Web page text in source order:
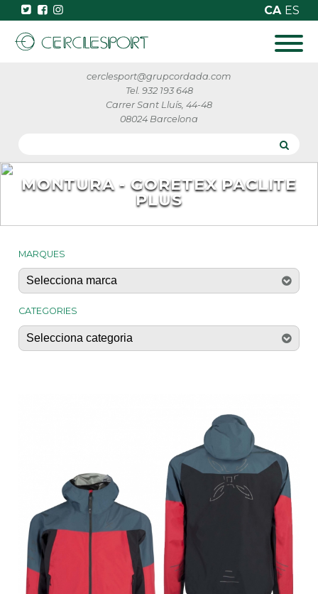
CA ES
cerclesport@grupcordada.com
Tel. 932 193 648
Carrer Sant Lluís, 44-48
08024 Barcelona
MONTURA - GORETEX PACLITE
PLUS
MARQUES
CATEGORIES